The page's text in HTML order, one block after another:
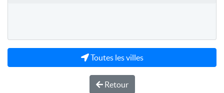
Toutes les villes
Retour